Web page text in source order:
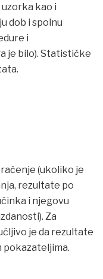
kao i
dob i spolnu
i
je bilo). Statističke
(ukoliko je
rezultate po
i njegovu
Za
je da rezultate
pokazateljima.